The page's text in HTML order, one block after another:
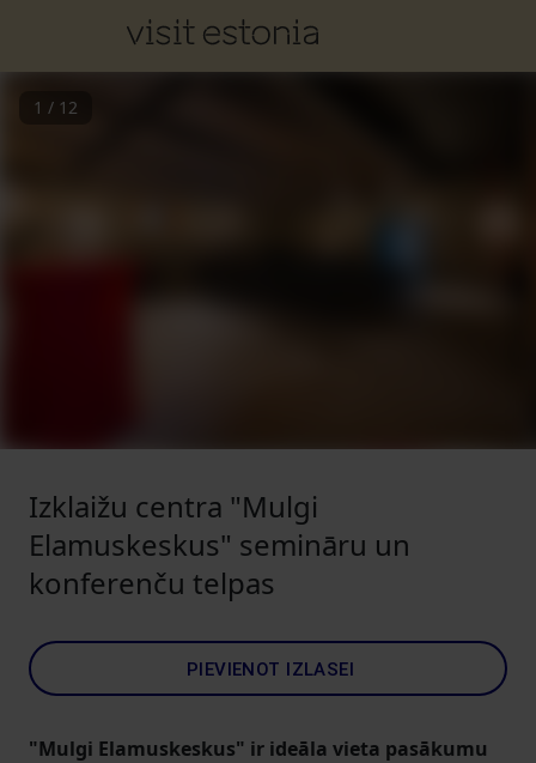
1 / 12
Izklaižu centra "Mulgi
Elamuskeskus" semināru un
konferenču telpas
PIEVIENOT IZLASEI
"Mulgi Elamuskeskus" ir ideāla vieta pasākumu